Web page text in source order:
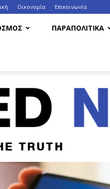
Οικονομία Eπικοινωνία
ΠΑΡΑΠΟΛΙΤΙΚΑ